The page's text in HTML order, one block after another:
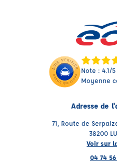
Note : 4.1/5
Moyenne
Adresse de
71, Route de
38200
Voir sur
04 74